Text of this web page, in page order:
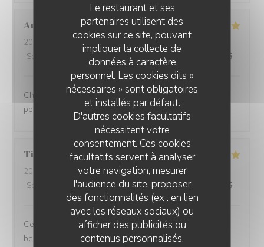
Le restaurant et ses
partenaires utilisent des
cookies sur ce site, pouvant
impliquer la collecte de
données à caractère
personnel. Les cookies dits «
nécessaires » sont obligatoires
et installés par défaut.
D'autres cookies facultatifs
nécessitent votre
consentement. Ces cookies
facultatifs servent à analyser
votre navigation, mesurer
l'audience du site, proposer
des fonctionnalités (ex : en lien
avec les réseaux sociaux) ou
afficher des publicités ou
contenus personnalisés.
Anaïs
2026-07-23
- 12:15 - Couverts 9
Service
Ambiance : 5 Cuisine 5 /5 /5
Charmant restaurant niché à Lessines. Menu exquis et
personnel adorable, n'hésitez pas !
Tiphanie D
2026-07-23
- 12:00 - Couverts 2
Service
Ambiance:4 /5 Cuisine : 5/5 Qualité / Prix /5
Ce fût un très bon moment. Des mets succulents et une
belle présentation, avec une belle générosité. Je